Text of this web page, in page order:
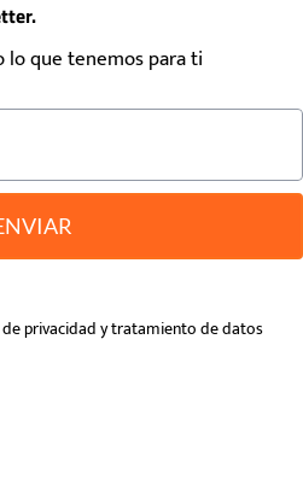
que tenemos para ti
privacidad y tratamiento de datos